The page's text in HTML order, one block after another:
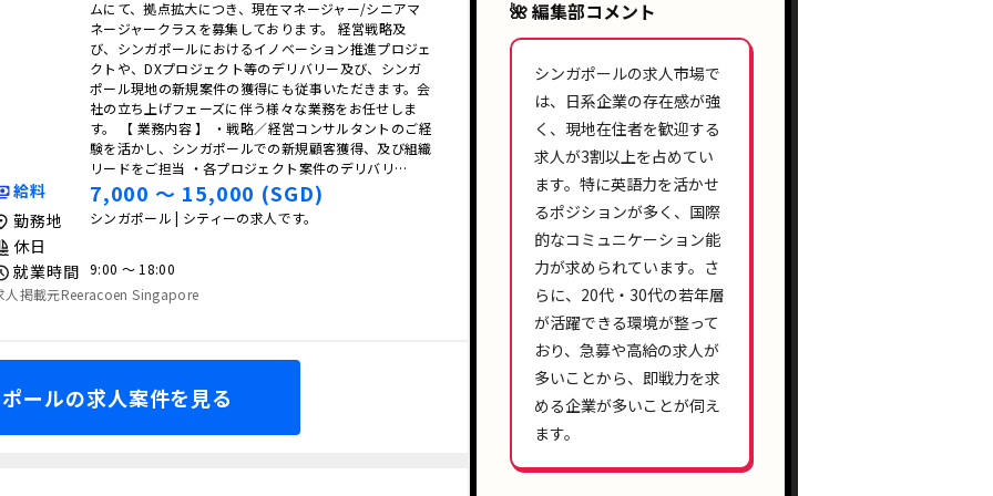
🌺 編集部コメント
シンガポールの求人市場で
は、 日系企業の存在感が強
く、 現地在住者を歓迎する
求人が3割以上を占めてい
ます。特に英語力を活かせ
るポジションが多く、 国際
的なコミュニケーション能
力が求められています。さ
らに、 20代・30代の若年層
が活躍できる環境が整って
おり、 急募や高給の求人が
多いことから、即戦力を求
める企業が多いことが伺え
ます。
ムにて、拠点拡大につき、現在マネージャー/シニアマ
ネージャークラスを募集しております。 経営戦略及
び、シンガポールにおけるイノベーション推進プロジェ
クトや、DXプロジェクト等のデリバリー及び、シンガ
ポール現地の新規案件の獲得にも従事いただきます。会
社の立ち上げフェーズに伴う様々な業務をお任せしま
す。 【 業務内容 】 ・戦略／経営コンサルタントのご経
験を活かし、シンガポールでの新規顧客獲得、及び組織
リードをご担当 ・各プロジェクト案件のデリバリ…
給料 7,000 〜 15,000 (SGD)
勤務地 シンガポール | シティーの求人です。
休日
就業時間 9:00 〜 18:00
人掲載元Reeracoen Singapore
ールの求人案件を見る